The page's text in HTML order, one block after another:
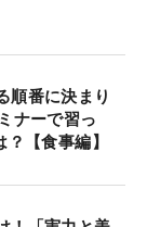
順番に決まり
ナーで習っ
【食事編】